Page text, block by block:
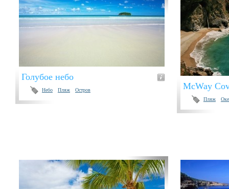
Голубое небо
Небо Пляж Остров McWay
Пляж